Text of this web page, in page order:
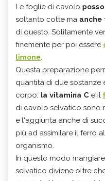
Le foglie di cavolo
soltanto cotte ma anche
di questo. Solitamente
finemente per poi essere
limone.
Questa preparazione
quantità di due sostanze
corpo: la vitamina C e il
di cavolo selvatico sono
e l'aggiunta anche di
più ad assimilare il ferro
organismo.
In questo modo
selvatico diviene oltre